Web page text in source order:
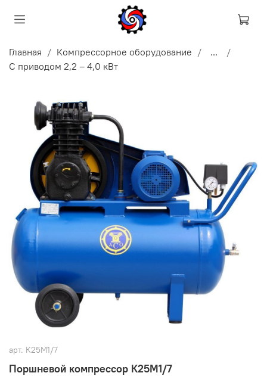
Главная Компрессорное оборудование
...
С приводом 2,2 – 4,0 кВт
арт. К25М1/7
Поршневой компрессор К25М1/7